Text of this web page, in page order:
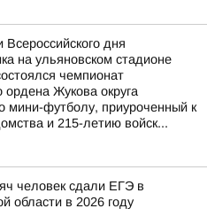
дня
на ульяновском стадионе
чемпионат
ордена Жукова округа
мини-футболу, приуроченный к
и 215-летию войск...
человек сдали ЕГЭ в
области в 2026 году